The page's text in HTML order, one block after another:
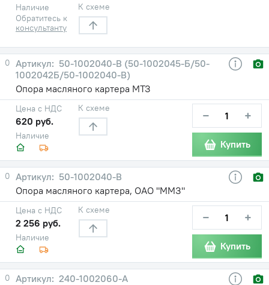
Наличие
Обратитесь к
консультанту
К схеме
0
50-1002040-В (50-1002045-Б/50-
1002042Б/50-1002040-В)
Опора масляного картера МТЗ
Наличие
Цена с НДС
620 руб.
К схеме − +
Купить
0
50-1002040-В
Опора масляного картера, ОАО "ММЗ"
Наличие
Цена с НДС
2 256 руб.
К схеме − +
Купить
0
240-1002060-А